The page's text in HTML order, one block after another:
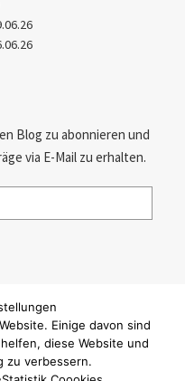
Blog zu abonnieren und
via E-Mail zu erhalten.
an
Einige davon sind
diese Website und
zu verbessern.